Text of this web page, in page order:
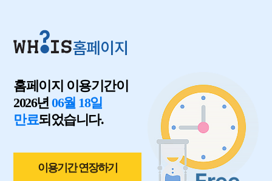
홈페이지
홈페이지 이용기간이
2026년06월 18일
만료되었습니다.
이용기간 연장하기